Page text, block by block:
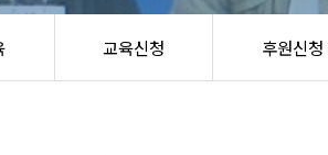
교육신청 후원신청